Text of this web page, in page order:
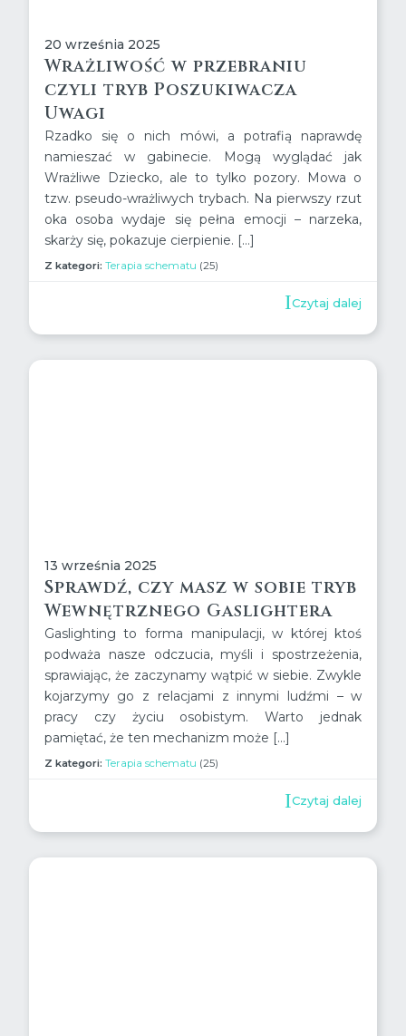
20 września 2025
Wrażliwość w przebraniu
czyli tryb Poszukiwacza
Uwagi
Rzadko się o nich mówi, a potrafią naprawdę
namieszać w gabinecie. Mogą wyglądać jak
Wrażliwe Dziecko, ale to tylko pozory. Mowa o
tzw. pseudo-wrażliwych trybach. Na pierwszy rzut
oka osoba wydaje się pełna emocji – narzeka,
skarży się, pokazuje cierpienie. […]
Z kategori: Terapia schematu (25)
Czytaj dalej
13 września 2025
Sprawdź, czy masz w sobie tryb
Wewnętrznego Gaslightera
Gaslighting to forma manipulacji, w której ktoś
podważa nasze odczucia, myśli i spostrzeżenia,
sprawiając, że zaczynamy wątpić w siebie. Zwykle
kojarzymy go z relacjami z innymi ludźmi – w
pracy czy życiu osobistym. Warto jednak
pamiętać, że ten mechanizm może […]
Z kategori: Terapia schematu (25)
Czytaj dalej